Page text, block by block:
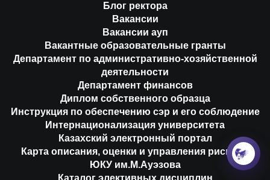
Блог ректора
Вакансии
Вакансии ауп
Вакантные образовательные гранты
Департамент по административно-хозяйственной
деятельности
Департамент финансов
Диплом собственного образца
Инструкция по обеспечению сэр и его соблюдение
Интернационализация университета
Казахский электронный портал
Карта описания, оценки и управления рисками
ЮКУ им.М.Ауэзова
Каталог элективных дисциплин